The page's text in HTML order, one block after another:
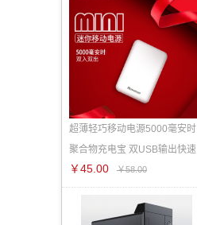
超薄轻巧移动电源5000毫安时
聚合物充电宝 双USB输出快速
￥45.00 ￥58.00